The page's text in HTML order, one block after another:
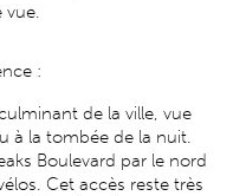
vue.
:
de la ville, vue
à la tombée de la nuit.
Boulevard par le nord
Cet accès reste très